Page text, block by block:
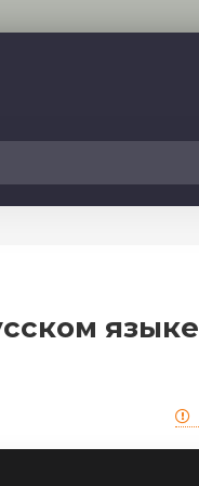
языке